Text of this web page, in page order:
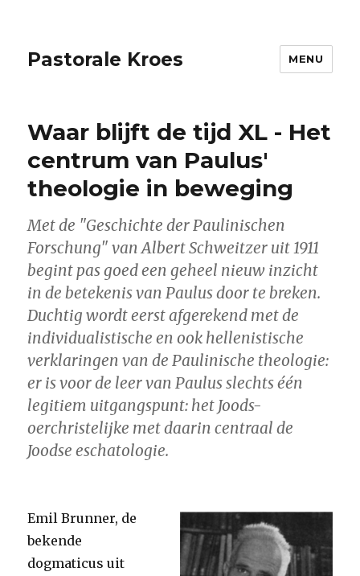
Pastorale Kroes MENU
Waar blijft de tijd XL - Het
centrum van Paulus'
theologie in beweging
Met de "Geschichte der Paulinischen
Forschung" van Albert Schweitzer uit 1911
begint pas goed een geheel nieuw inzicht
in de betekenis van Paulus door te breken.
Duchtig wordt eerst afgerekend met de
individualistische en ook hellenistische
verklaringen van de Paulinische theologie:
er is voor de leer van Paulus slechts één
legitiem uitgangspunt: het Joods-
oerchristelijke met daarin centraal de
Joodse eschatologie.
Emil Brunner, de
bekende
dogmaticus uit